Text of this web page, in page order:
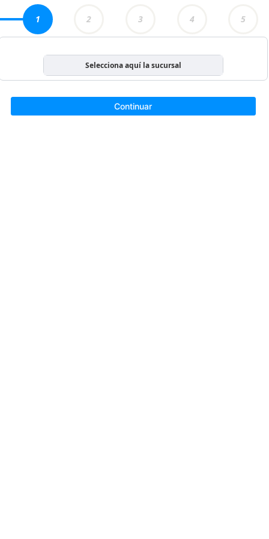
1 2 3 4 5
Selecciona aquí la sucursal
Continuar